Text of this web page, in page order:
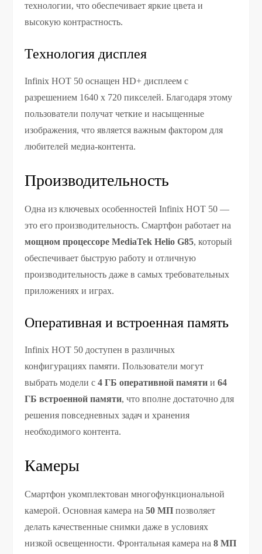
технологии, что обеспечивает яркие цвета и
высокую контрастность.
Технология дисплея
Infinix HOT 50 оснащен HD+ дисплеем с
разрешением 1640 х 720 пикселей. Благодаря этому
пользователи получат четкие и насыщенные
изображения, что является важным фактором для
любителей медиа-контента.
Производительность
Одна из ключевых особенностей Infinix HOT 50 —
это его производительность. Смартфон работает на
мощном процессоре MediaTek Helio G85, который
обеспечивает быструю работу и отличную
производительность даже в самых требовательных
приложениях и играх.
Оперативная и встроенная память
Infinix HOT 50 доступен в различных
конфигурациях памяти. Пользователи могут
выбрать модели с4 ГБ оперативной памяти и64
ГБ встроенной памяти, что вполне достаточно для
решения повседневных задач и хранения
необходимого контента.
Камеры
Смартфон укомплектован многофункциональной
камерой. Основная камера на50 МП позволяет
делать качественные снимки даже в условиях
низкой освещенности. Фронтальная камера на8 МП